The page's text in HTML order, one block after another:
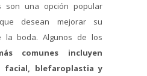
son una opción popular
desean mejorar su
la boda. Algunos de los
comunes incluyen
blefaroplastia y